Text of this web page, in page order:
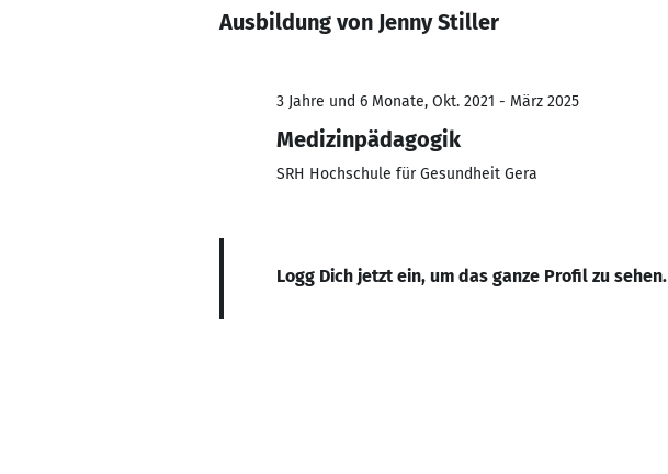
Ausbildung von Jenny Stiller
3 Jahre und 6 Monate, Okt. 2021 - März 2025
Medizinpädagogik
SRH Hochschule für Gesundheit Gera
Logg Dich jetzt ein, um das ganze Profil zu sehen.